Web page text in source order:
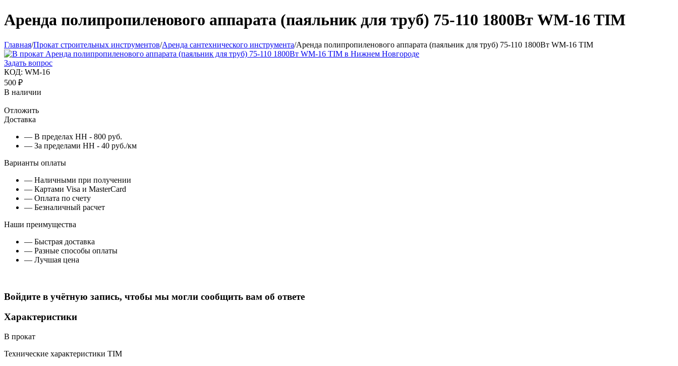
Аренда полипропиленового аппарата (паяльник для труб) 75-110 1800Вт WM-16 TIM
Главная/Прокат строительных инструментов/Аренда сантехнического инструмента/Аренда полипропиленового аппарата (паяльник для труб) 75-110 1800Вт WM-16 TIM
Задать вопрос
КОД: WM-16
500 ₽
В наличии
Отложить
Доставка
— В пределах НН - 800 руб.
— За пределами НН - 40 руб./км
Варианты оплаты
— Наличными при получении
— Картами Visa и MasterCard
— Оплата по счету
— Безналичный расчет
Наши преимущества
— Быстрая доставка
— Разные способы оплаты
— Лучшая цена
Войдите в учётную запись, чтобы мы могли сообщить вам об ответе
Характеристики
В прокат
Технические характеристики TIM